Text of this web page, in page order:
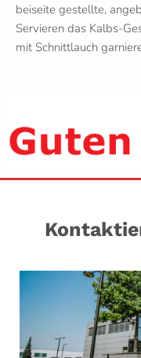
beiseite gestellte,
Servieren das Kalbs-
mit Schnittlauch